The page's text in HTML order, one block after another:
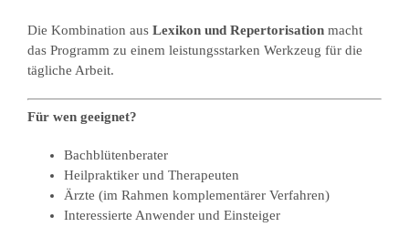
Die Kombination aus Lexikon und Repertorisationmacht
das Programm zu einem leistungsstarken Werkzeug für die
tägliche Arbeit.
Für wen geeignet?
Bachblütenberater
Heilpraktiker und Therapeuten
Ärzte (im Rahmen komplementärer Verfahren)
Interessierte Anwender und Einsteiger